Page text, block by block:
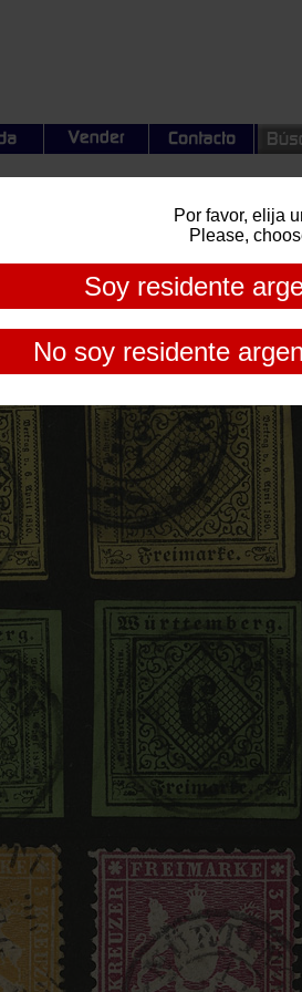
Por favor, elija
Please,
Soy residente
No soy residente
general de Agosto
290
a muy buena calidad, valor de